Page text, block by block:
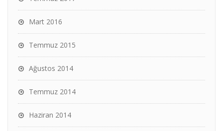
Mart 2016
Temmuz 2015
Ağustos 2014
Temmuz 2014
Haziran 2014